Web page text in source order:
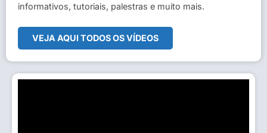
informativos, tutoriais, palestras e muito mais.
VEJA AQUI TODOS OS VÍDEOS